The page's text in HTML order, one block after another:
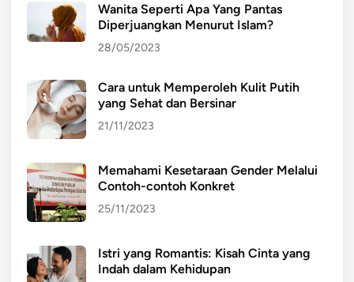
Wanita Seperti Apa Yang Pantas
Diperjuangkan Menurut Islam?
28/05/2023
Cara untuk Memperoleh Kulit Putih
yang Sehat dan Bersinar
21/11/2023
Memahami Kesetaraan Gender Melalui
Contoh-contoh Konkret
25/11/2023
Istri yang Romantis: Kisah Cinta yang
Indah dalam Kehidupan